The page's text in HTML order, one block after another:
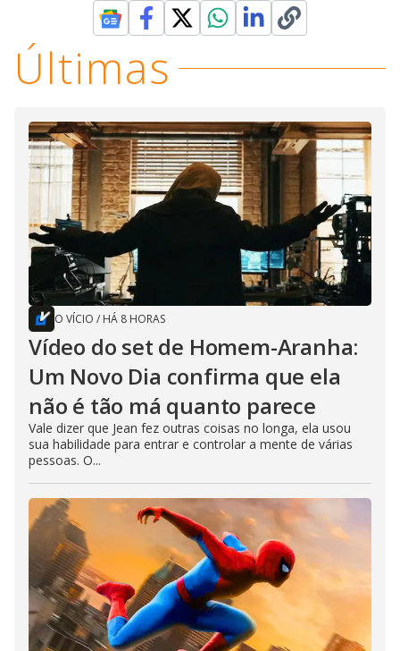
Últimas
O VÍCIO / HÁ 8 HORAS
Vídeo do set de Homem-Aranha:
Um Novo Dia confirma que ela
não é tão má quanto parece
Vale dizer que Jean fez outras coisas no longa, ela usou
sua habilidade para entrar e controlar a mente de várias
pessoas. O...